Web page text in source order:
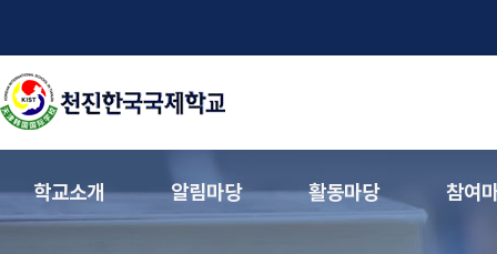
학교소개 알림마당 활동마당 참여